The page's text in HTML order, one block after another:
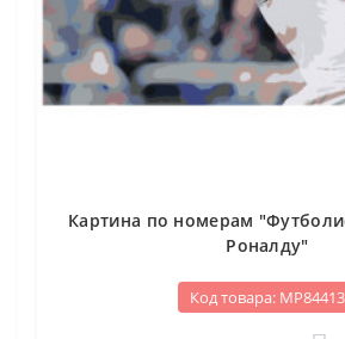
Картина по номерам
Роналду"
Код товара: МР84413